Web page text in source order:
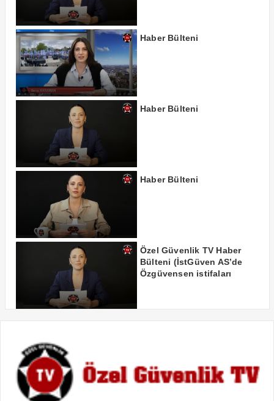
Haber Bülteni
Haber Bülteni
Haber Bülteni
Özel Güvenlik TV Haber
Bülteni (İstGüven AS’de
Özgüvensen istifaları